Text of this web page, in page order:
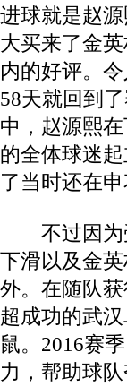
进球就是赵
大买来了金
内的好评。
58天就回到
中，赵源熙
的全体球迷
了当时还在申
不过因为受
下滑以及金
外。在随队
超成功的武
鼠。2016赛
力，帮助球